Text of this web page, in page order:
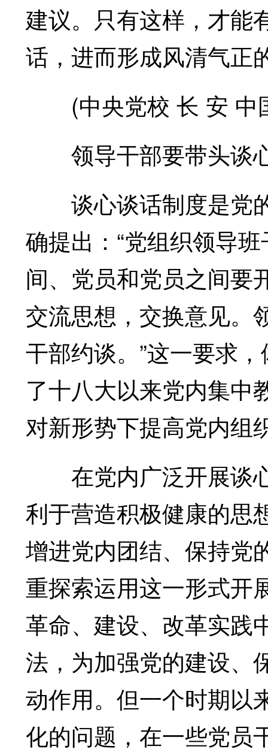
建议。只有这样，才能
话，进而形成风清气正
(中央党校 长 安 中
领导干部要带头谈
谈心谈话制度是党
确提出：“党组织领导
间、党员和党员之间要
交流思想，交换意见。
干部约谈。”这一要求
了十八大以来党内集中
对新形势下提高党内组
在党内广泛开展谈
利于营造积极健康的思
增进党内团结、保持党
重探索运用这一形式开
革命、建设、改革实践
法，为加强党的建设、
动作用。但一个时期以
化的问题，在一些党员